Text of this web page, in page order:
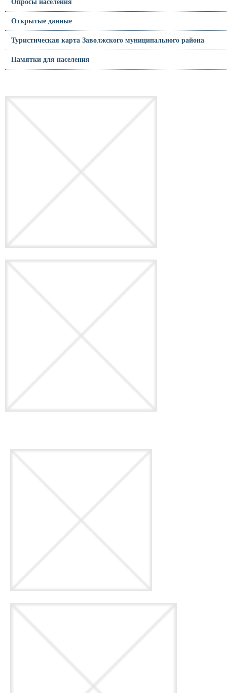
Открытые данные
Туристическая карта Заволжского муниципального района
Памятки для населения